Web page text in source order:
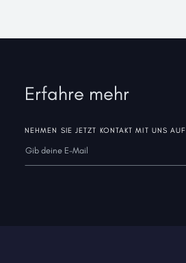
Erfahre mehr
NEHMEN SIE JETZT KONTAKT MIT UNS AUF